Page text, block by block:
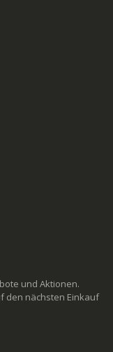
und Aktionen.
den nächsten Einkauf